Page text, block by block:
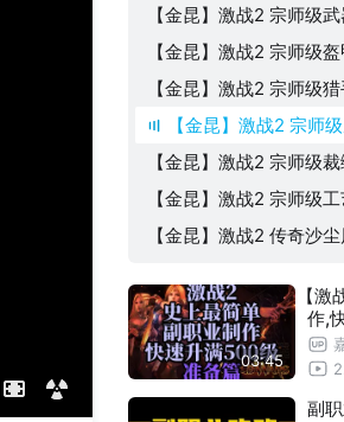
【金昆】激战2 宗师级
【金昆】激战2 宗师级
【金昆】激战2 宗师级
【金昆】激战2 宗师
【金昆】激战2 宗师级
【金昆】激战2 宗师级
【金昆】激战2 传奇沙
03:45
【
作,
副